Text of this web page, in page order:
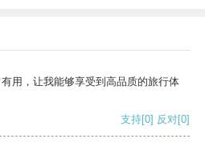
用，让我能够享受到高品质的旅行体
支持[0] 反对[0]